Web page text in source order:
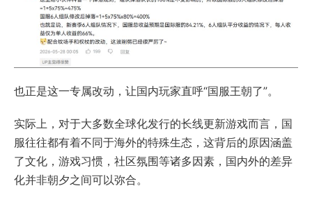
也正是这一专属改动，让国内玩家直呼“国服王朝了”。
实际上，对于大多数全球化发行的长线更新游戏而言，国
服往往都有着不同于海外的特殊生态，这背后的原因涵盖
了文化，游戏习惯，社区氛围等诸多因素，国内外的差异
化并非朝夕之间可以弥合。